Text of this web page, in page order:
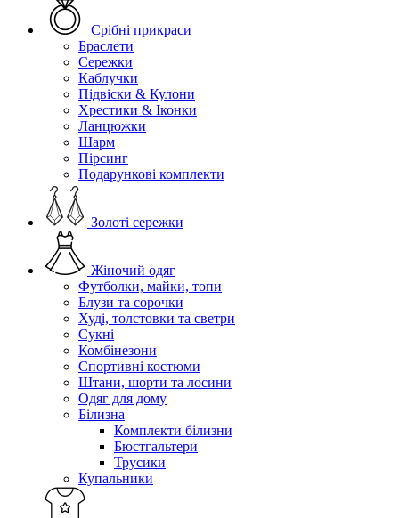
Срібні прикраси
Браслети
Сережки
Каблучки
Підвіски & Кулони
Хрестики & Іконки
Ланцюжки
Шарм
Пірсинг
Подарункові комплекти
Золоті сережки
Жіночий одяг
Футболки, майки, топи
Блузи та сорочки
Худі, толстовки та светри
Сукні
Комбінезони
Спортивні костюми
Штани, шорти та лосини
Одяг для дому
Білизна
Комплекти білизни
Бюстгальтери
Трусики
Купальники